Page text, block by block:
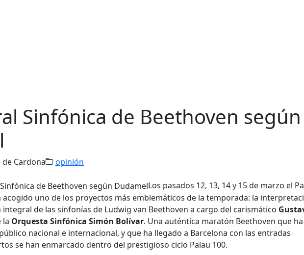
Sinfónica de Beethoven según
de Cardona opinión
Los pasados 12, 13, 14 y 15 de marzo el
acogido uno de los proyectos más emblemáticos de la temporada: la
de las sinfonías de Ludwig van Beethoven a cargo del carismático
la Orquesta Sinfónica Simón Bolívar. Una auténtica maratón Beethoven que ha
nacional e internacional, y que ha llegado a Barcelona con las entradas
se han enmarcado dentro del prestigioso ciclo Palau 100.